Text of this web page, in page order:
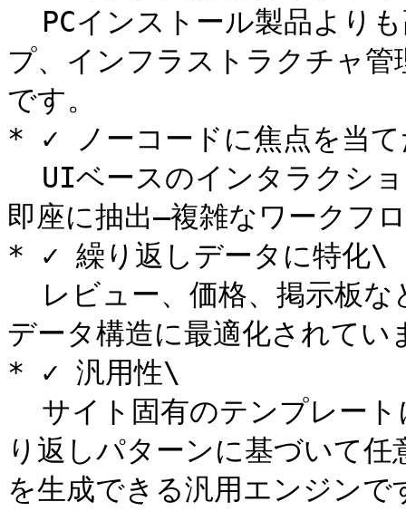
プ、インフラストラクチャ
です。
* ✓ ノーコードに焦点を当
即座に抽出—複雑なワークフ
* ✓ 繰り返しデータに特化\
データ構造に最適化されてい
* ✓ 汎用性\
り返しパターンに基づいて
を生成できる汎用エンジン